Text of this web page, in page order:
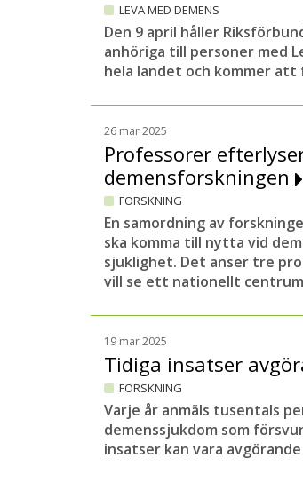
LEVA MED DEMENS
Den 9 april håller
anhöriga till personer med
hela landet och kommer att
26 mar 2025
Professorer
demensforskningen
FORSKNING
En samordning av
ska komma till nytta vid
sjuklighet. Det anser tre
vill se ett nationellt
19 mar 2025
Tidiga insatser
FORSKNING
Varje år anmäls tusentals
demenssjukdom som
insatser kan vara